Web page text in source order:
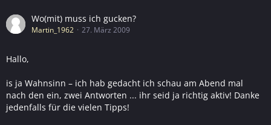
Wo(mit) muss ich gucken?
Martin_1962 27. März 2009
Hallo,
is ja Wahnsinn – ich hab gedacht ich schau am Abend mal
nach den ein, zwei Antworten ... ihr seid ja richtig aktiv! Danke
jedenfalls für die vielen Tipps!